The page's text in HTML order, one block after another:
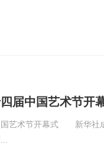
届中国艺术节开
国艺术节开幕式 新华社